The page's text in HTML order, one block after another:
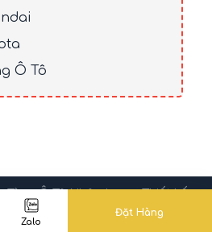
Ô Tô
Tùng Ô Tô Nhân Long. Thiết kế
Novero Việt Nam
Zalo
Đặt Hàng